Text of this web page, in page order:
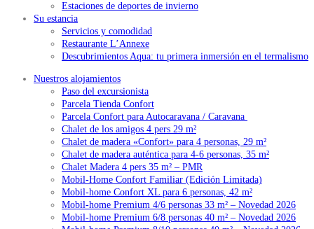
Estaciones de deportes de invierno
Su estancia
Servicios y comodidad
Restaurante L’Annexe
Descubrimientos Aqua: tu primera inmersión en el termalismo
Nuestros alojamientos
Paso del excursionista
Parcela Tienda Confort
Parcela Confort para Autocaravana / Caravana
Chalet de los amigos 4 pers 29 m²
Chalet de madera «Confort» para 4 personas, 29 m²
Chalet de madera auténtica para 4-6 personas, 35 m²
Chalet Madera 4 pers 35 m² – PMR
Mobil-Home Confort Familiar (Edición Limitada)
Mobil-home Confort XL para 6 personas, 42 m²
Mobil-home Premium 4/6 personas 33 m² – Novedad 2026
Mobil-home Premium 6/8 personas 40 m² – Novedad 2026